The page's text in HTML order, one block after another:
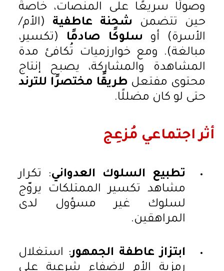
وصولًا سريعًا على المنصات، خاصةً
حين تتضمن شحنة عاطفية (الأم/
الأسرة) أو سلوكًا صادمًا (تكسير،
مبالغة). ومع خوارزميات تُكافئ مدة
المشاهدة والمشاركة، يصبح إنتاج
محتوى مفتعل طريقًا مختصرًا للترند
حتى لو كان مضللًا.
أثر اجتماعي مُزعِج
تطبيع السلوك العدواني: تكرار
مشاهد تكسير الممتلكات يروّج
لسلوك غير مسؤول لدى
المراهقين.
ابتزاز عاطفة الجمهور: استغلال
رمزية الأم لإضفاء شرعية على